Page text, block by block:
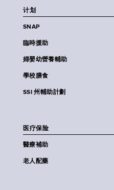
计划
SNAP
臨時援助
婦嬰幼營養輔助
學校膳食
SSI 州輔助計劃
医疗保险
醫療補助
老人配藥